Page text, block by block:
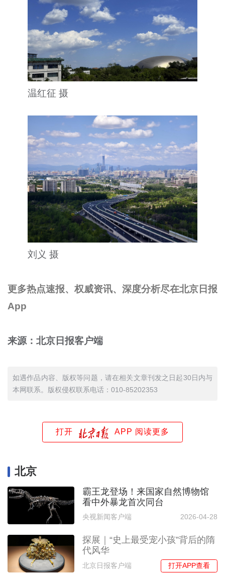
温红征 摄
刘义 摄
更多热点速报、权威资讯、深度分析尽在北京日报
App
来源：北京日报客户端
如遇作品内容、版权等问题，请在相关文章刊发之日起30日内与
本网联系。版权侵权联系电话：010-85202353
打开 APP 阅读更多
北京
霸王龙登场！来国家自然博物馆
看中外暴龙首次同台
央视新闻客户端 2026-04-28
探展｜“史上最受宠小孩”背后的隋
代风华
北京日报客户端 打开APP查看